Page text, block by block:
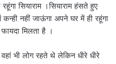
सियाराम ।सियाराम हंसते हुए
नहीं जाऊंगा अपने घर में ही रहूंगा
मिलता है ।
भी लोग रहते थे लेकिन धीरे धीरे